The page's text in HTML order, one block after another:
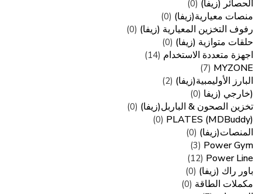
الحصائر (زيفا) (0)
منصات معيارية(زيفا) (0)
رفوف التخزين المعيارية (زيفا) (0)
حلقات متوازية (زيفا) (0)
اجهزة متعددة الاستخدام (14)
MYZONE
(7)
البارز الأوليمبية(زيفا) (2)
(خارجي (زيفا (0)
تخزين الصحون & الباربل(زيفا) (0)
PLATES (MDBuddy)
(0)
المنصات(زيفا) (0)
Power Gym
(3)
Power Line
(12)
باور راك (زيفا) (0)
مكملات الطاقة (0)